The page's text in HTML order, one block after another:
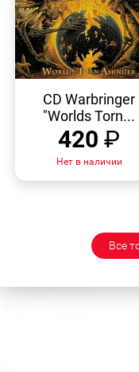
ПРОСМОТР
CD Warbringer
"Worlds Torn...
420 ₽
Нет в наличии
Все